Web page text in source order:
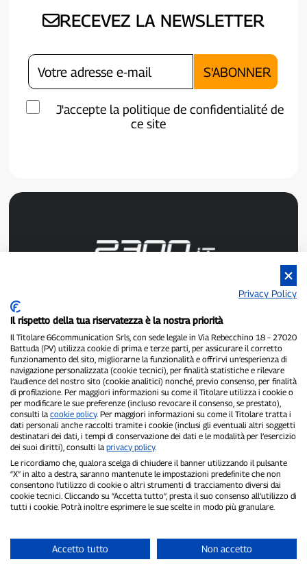
RECEVEZ LA NEWSLETTER
J'accepte la politique de confidentialité de
ce site
Pavie.
Propriétaire et éditeur :66communication Srls- Numéro de TVA :
02798890188.
Rédacteur en chef :Alessandro Secchi- Rédacteur adjoint :Federico
Benedusi.
Politique de confidentialité-Politique relative aux cookies
« Si c'est vraiment arrivé, vous le trouverez sur P300.it »
Copyright © P300.it 2012-2026
Privacy Policy
Il rispetto della tua riservatezza è la nostra priorità
Il Titolare 66communication Srls, con sede legale in Via Rebecchino 18 – 27020
Battuda (PV) utilizza cookie di prima e terze parti, per assicurare il corretto
funzionamento del sito, migliorarne la funzionalità e offrirvi un’esperienza di
navigazione personalizzata (cookie tecnici), per finalità statistiche e rilevare
l’audience del nostro sito (cookie analitici) nonché, previo consenso, per finalità
di profilazione. Per maggiori informazioni su come il Titolare utilizza i cookie o
per modificare le sue preferenze (incluso revocare il consenso, se prestato),
consulti la cookie policy. Per maggiori informazioni su come il Titolare tratta i
dati personali anche raccolti tramite i cookie (inclusi gli eventuali altri soggetti
destinatari dei dati, i tempi di conservazione dei dati e le modalità per l’esercizio
dei suoi diritti), consulti la privacy policy.
Le ricordiamo che, qualora scelga di chiudere il banner utilizzando il pulsante
“X” in alto a destra, saranno mantenute le impostazioni predefinite che non
consentono l’utilizzo di cookie o altri strumenti di tracciamento diversi dai
cookie tecnici. Cliccando su “Accetta tutto”, presta il suo consenso all’utilizzo di
tutti i cookie. Potrà inoltre esprimere le sue scelte in modo più granulare.
Accetto tutto Non accetto